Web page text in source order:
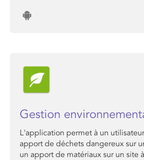
Gestion
L'application permet à un
apport de déchets dangereux sur
un apport de matériaux sur un site